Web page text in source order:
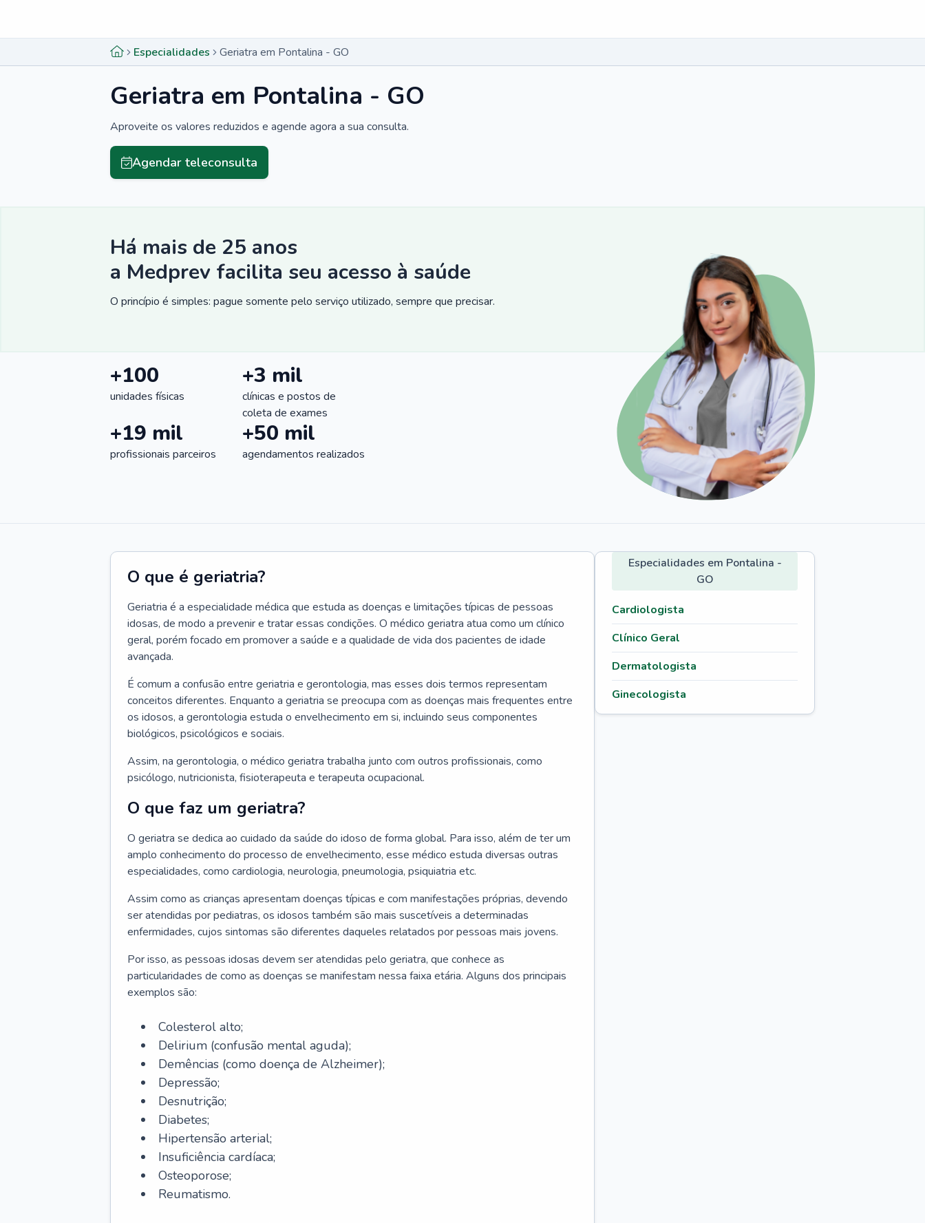
Especialidades Geriatra em Pontalina - GO
Geriatra em Pontalina - GO
Aproveite os valores reduzidos e agende agora a sua consulta.
Agendar teleconsulta
Há mais de 25 anos
a Medprev facilita seu acesso à saúde
O princípio é simples: pague somente pelo serviço utilizado, sempre que precisar.
+100
unidades físicas
+3 mil
clínicas e postos de
coleta de exames
+19 mil
profissionais parceiros
+50 mil
agendamentos realizados
O que é geriatria?
Geriatria é a especialidade médica que estuda as doenças e limitações típicas de pessoas
idosas, de modo a prevenir e tratar essas condições. O médico geriatra atua como um clínico
geral, porém focado em promover a saúde e a qualidade de vida dos pacientes de idade
avançada.
É comum a confusão entre geriatria e gerontologia, mas esses dois termos representam
conceitos diferentes. Enquanto a geriatria se preocupa com as doenças mais frequentes entre
os idosos, a gerontologia estuda o envelhecimento em si, incluindo seus componentes
biológicos, psicológicos e sociais.
Assim, na gerontologia, o médico geriatra trabalha junto com outros profissionais, como
psicólogo, nutricionista, fisioterapeuta e terapeuta ocupacional.
O que faz um geriatra?
O geriatra se dedica ao cuidado da saúde do idoso de forma global. Para isso, além de ter um
amplo conhecimento do processo de envelhecimento, esse médico estuda diversas outras
especialidades, como cardiologia, neurologia, pneumologia, psiquiatria etc.
Assim como as crianças apresentam doenças típicas e com manifestações próprias, devendo
ser atendidas por pediatras, os idosos também são mais suscetíveis a determinadas
enfermidades, cujos sintomas são diferentes daqueles relatados por pessoas mais jovens.
Por isso, as pessoas idosas devem ser atendidas pelo geriatra, que conhece as
particularidades de como as doenças se manifestam nessa faixa etária. Alguns dos principais
exemplos são:
Colesterol alto;
Delirium (confusão mental aguda);
Demências (como doença de Alzheimer);
Depressão;
Desnutrição;
Diabetes;
Hipertensão arterial;
Insuficiência cardíaca;
Osteoporose;
Reumatismo.
Especialidades em Pontalina -
GO
Cardiologista
Clínico Geral
Dermatologista
Ginecologista